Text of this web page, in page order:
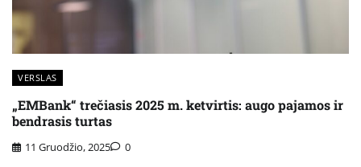
VERSLAS
„EMBank“ trečiasis 2025 m. ketvirtis: augo pajamos ir
bendrasis turtas
11 Gruodžio, 2025 0